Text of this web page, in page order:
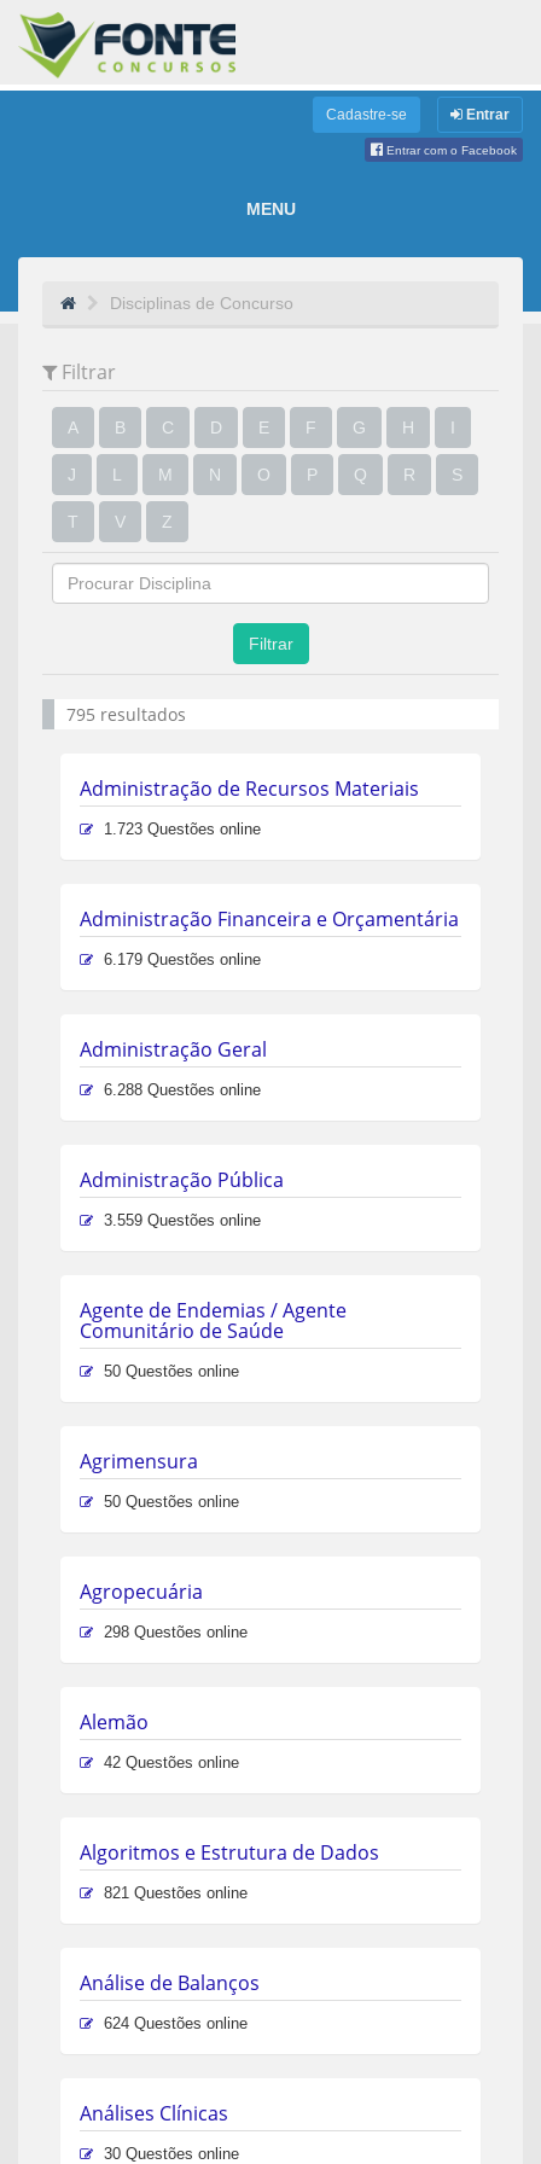
Cadastre-se Entrar
Entrar com o Facebook
MENU
Disciplinas de Concurso
Filtrar
A B C D E F G H I
J L M N O P Q R S
T V Z
Filtrar
795 resultados
Administração de Recursos Materiais
1.723 Questões online
Administração Financeira e Orçamentária
6.179 Questões online
Administração Geral
6.288 Questões online
Administração Pública
3.559 Questões online
Agente de Endemias / Agente
Comunitário de Saúde
50 Questões online
Agrimensura
50 Questões online
Agropecuária
298 Questões online
Alemão
42 Questões online
Algoritmos e Estrutura de Dados
821 Questões online
Análise de Balanços
624 Questões online
Análises Clínicas
30 Questões online